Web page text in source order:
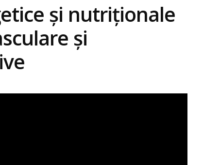
și nutriționale
și